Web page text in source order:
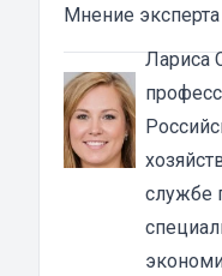
лиц в
Причин для
поэтому
пользуются
берут ссуду для
разумно,
дело и
развивалась.
Мнение эксперта
Лариса
службе